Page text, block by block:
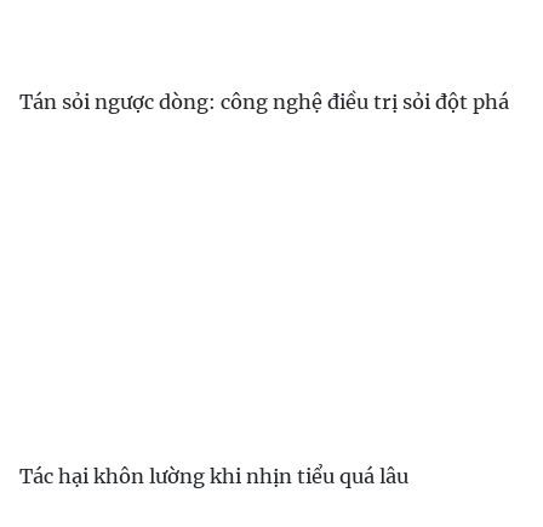
Tán sỏi ngược dòng: công nghệ điều trị sỏi đột phá
Tác hại khôn lường khi nhịn tiểu quá lâu